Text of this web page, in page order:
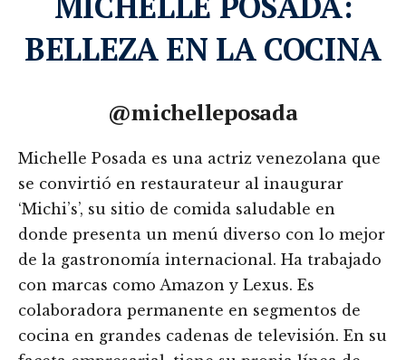
BELLEZA EN LA COCINA
@michelleposada
Michelle Posada es una actriz venezolana que
se convirtió en restaurateur al inaugurar
‘Michi’s’, su sitio de comida saludable en
donde presenta un menú diverso con lo mejor
de la gastronomía internacional. Ha trabajado
con marcas como Amazon y Lexus. Es
colaboradora permanente en segmentos de
cocina en grandes cadenas de televisión. En su